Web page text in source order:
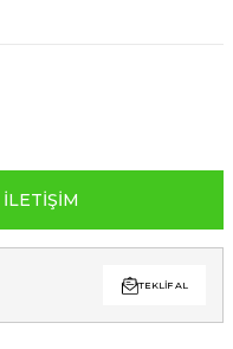
TEKLIF AL